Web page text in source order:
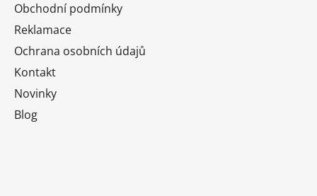
Obchodní podmínky
Reklamace
Ochrana osobních údajů
Kontakt
Novinky
Blog